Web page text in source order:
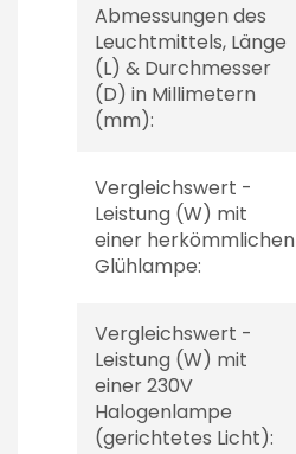
Abmessungen des
Leuchtmittels, Länge
(L) & Durchmesser
(D) in Millimetern
(mm):
Vergleichswert -
Leistung (W) mit
einer herkömmlichen
Glühlampe:
Vergleichswert -
Leistung (W) mit
einer 230V
Halogenlampe
(gerichtetes Licht):